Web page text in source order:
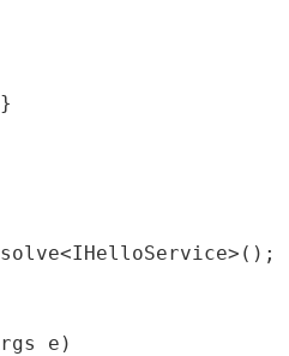
e)